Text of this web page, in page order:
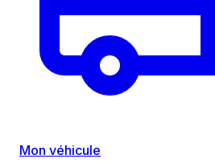
Mon véhicule